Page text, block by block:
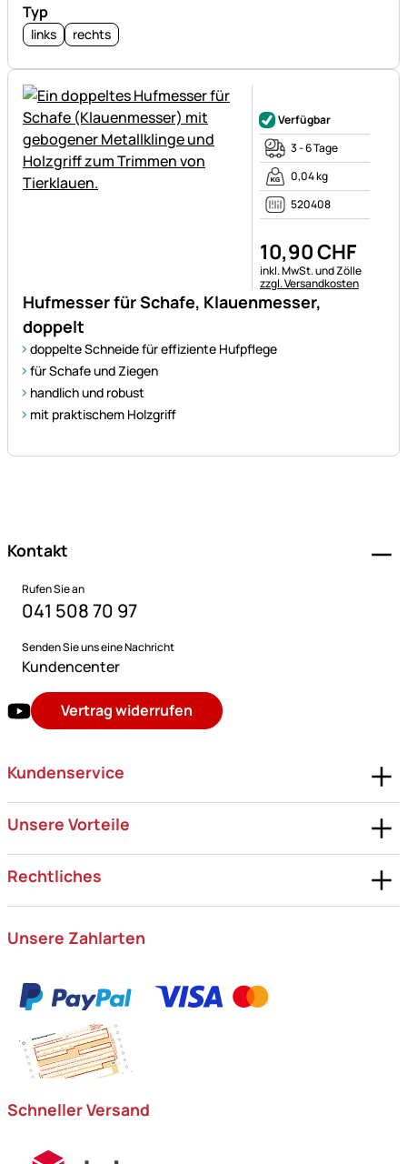
Typ
links rechts
Hufmesser für Schafe, Klauenmesser,
doppelt
doppelte Schneide für effiziente Hufpflege
für Schafe und Ziegen
handlich und robust
mit praktischem Holzgriff
Verfügbar
3 - 6 Tage
0,04 kg
520408
10,90CHF
Steuerhinweis:
inkl. MwSt. und Zölle
zzgl. Versandkosten
Kontakt
Rufen Sie an
041 508 70 97
Senden Sie uns eine Nachricht
Kundencenter
Vertrag widerrufen
Kundenservice
Unsere Vorteile
Rechtliches
Unsere Zahlarten
Schneller Versand